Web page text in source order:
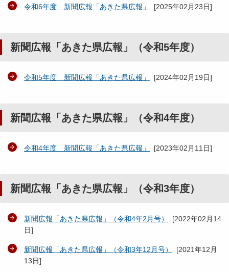
令和6年度 新聞広報「あきた県広報」 [2025年02月23日]
新聞広報「あきた県広報」（令和5年度）
令和5年度 新聞広報「あきた県広報」 [2024年02月19日]
新聞広報「あきた県広報」（令和4年度）
令和4年度 新聞広報「あきた県広報」 [2023年02月11日]
新聞広報「あきた県広報」（令和3年度）
新聞広報「あきた県広報」（令和4年2月号） [2022年02月14
日]
新聞広報「あきた県広報」（令和3年12月号） [2021年12月
13日]